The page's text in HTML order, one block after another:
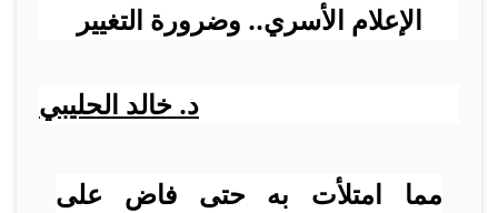
الإعلام الأسري.. وضرورة التغيير
د. خالد الحليبي
مما امتلأت به حتى فاض على